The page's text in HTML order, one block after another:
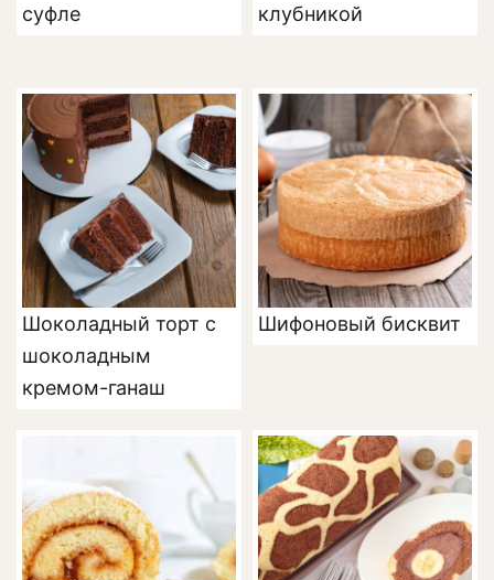
суфле
клубникой
Шоколадный торт с
шоколадным
кремом-ганаш
Шифоновый бисквит